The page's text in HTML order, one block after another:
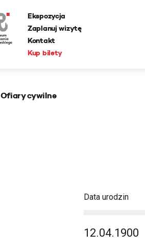
Ekspozycja
Zaplanuj wizytę
Kontakt
Kup bilety
Ofiary cywilne
Data urodzin
12.04.1900